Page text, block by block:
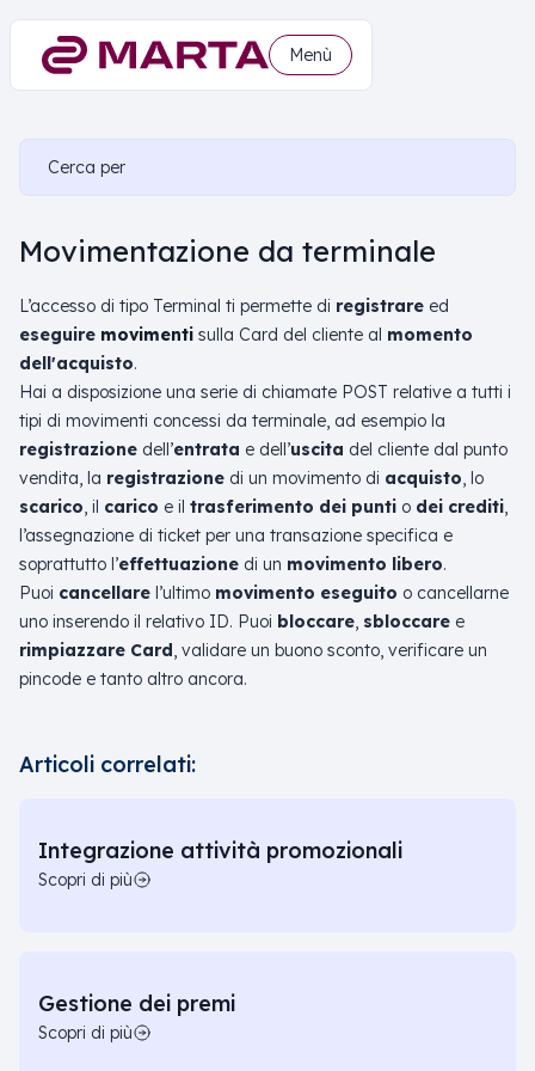
Menù
Cerca per
Movimentazione da terminale
L’accesso di tipo Terminal ti permette di registrare ed
eseguire movimenti sulla Card del cliente al momento
dell'acquisto.
Hai a disposizione una serie di chiamate POST relative a tutti i
tipi di movimenti concessi da terminale, ad esempio la
registrazione dell’entrata e dell’uscita del cliente dal punto
vendita, la registrazione di un movimento di acquisto, lo
scarico, il carico e il trasferimento dei punti o dei crediti,
l’assegnazione di ticket per una transazione specifica e
soprattutto l’effettuazione di un movimento libero.
Puoi cancellare l’ultimo movimento eseguito o cancellarne
uno inserendo il relativo ID. Puoi bloccare, sbloccare e
rimpiazzare Card, validare un buono sconto, verificare un
pincode e tanto altro ancora.
Articoli correlati:
Integrazione attività promozionali
Scopri di più
Gestione dei premi
Scopri di più